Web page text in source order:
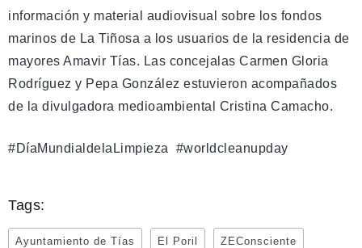
información y material audiovisual sobre los fondos
marinos de La Tiñosa a los usuarios de la residencia de
mayores Amavir Tías. Las concejalas Carmen Gloria
Rodríguez y Pepa González estuvieron acompañados
de la divulgadora medioambiental Cristina Camacho.
#DíaMundialdelaLimpieza #worldcleanupday
Tags:
Ayuntamiento de Tías El Poril ZEConsciente